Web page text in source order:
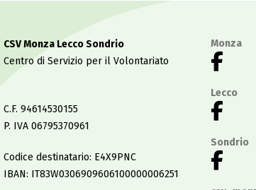
CSV Monza Lecco Sondrio
Centro di Servizio per il Volontariato
C.F. 94614530155
P. IVA 06795370961
Codice destinatario: E4X9PNC
IBAN: IT83W0306909606100000006251
Monza
Lecco
Sondrio